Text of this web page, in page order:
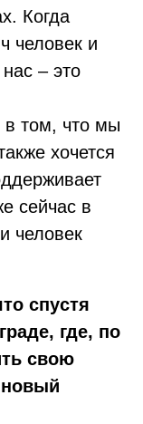
Когда
человек и
– это
в том, что мы
хочется
сейчас в
человек
спустя
где, по
свою
новый